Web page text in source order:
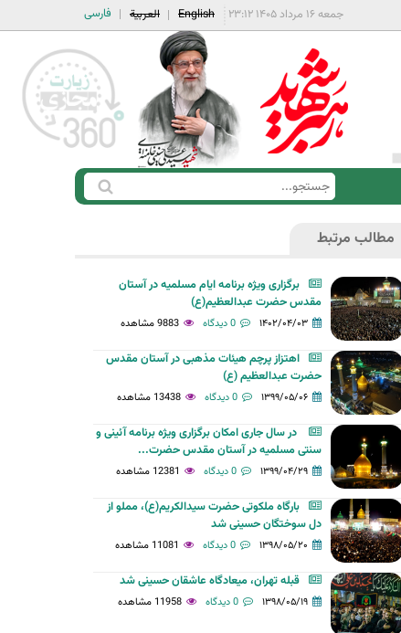
فارسی العربية English جمعه ۱۶ مرداد ۱۴۰۵ ۲۳:۱۲
ف
ر
ج
س
ج
س
ت
مطالب مرتبط
برگزاری ویژه برنامه ایام مسلمیه در آستان
مقدس حضرت عبدالعظیم(ع)
۱۴۰۲/۰۴/۰۳ 0 دیدگاه 9883 مشاهده
اهتزاز پرچم هيئات مذهبی در آستان مقدس
حضرت عبدالعظیم (ع)
۱۳۹۹/۰۵/۰۶ 0 دیدگاه 13438 مشاهده
در سال جاری امکان برگزاری ویژه برنامه آئینی و
سنتی مسلمیه در آستان مقدس حضرت...
۱۳۹۹/۰۴/۲۹ 0 دیدگاه 12381 مشاهده
بارگاه ملکوتی حضرت سیدالکریم(ع)، مملو از
دل سوختگان حسینی شد
۱۳۹۸/۰۵/۲۰ 0 دیدگاه 11081 مشاهده
قبله تهران، میعادگاه عاشقان حسینی شد
۱۳۹۸/۰۵/۱۹ 0 دیدگاه 11958 مشاهده